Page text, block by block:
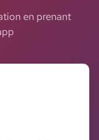
en prenant